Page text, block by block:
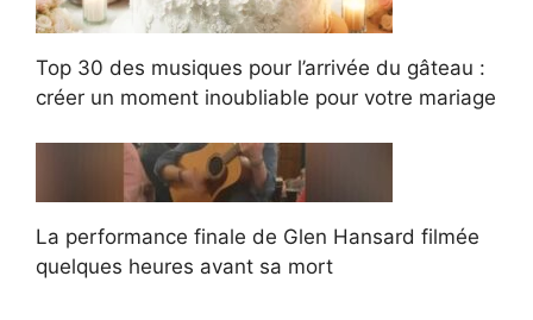
Top 30 des musiques pour l’arrivée du gâteau :
créer un moment inoubliable pour votre mariage
La performance finale de Glen Hansard filmée
quelques heures avant sa mort